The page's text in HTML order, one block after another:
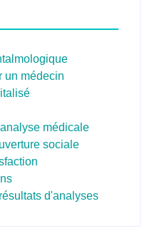
un médecin
médicale
sociale
d'analyses